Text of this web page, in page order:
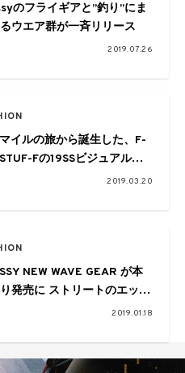
のフライギアと”釣り”にま
ウエア群が一斉リリース
2019.07.26
イルの旅から誕生した、F-
Fの19SSビジュアル写
がリリース『F-LAGSTUF-F
2019.03.20
NEW WAVE GEAR が本
発売に ストリートのエッセ
を感じさせるスポーティさが
2019.01.18